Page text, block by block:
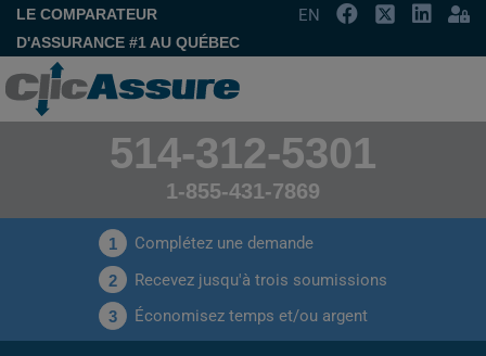
LE COMPARATEUR
D'ASSURANCE #1 AU QUÉBEC
EN
514-312-5301
1-855-431-7869
1 Complétez une demande
2 Recevez jusqu'à trois soumissions
3 Économisez temps et/ou argent